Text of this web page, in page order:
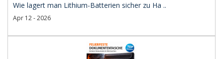
Wie lagert man Lithium-Batterien sicher zu Ha ..
Apr 12 - 2026